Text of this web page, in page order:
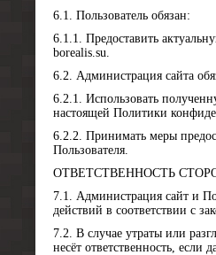
6.1. Пользователь обязан:
6.1.1. Предоставить
borealis.su.
6.2. Администрация сайта
6.2.1. Использовать
настоящей Политики
6.2.2. Принимать меры
Пользователя.
ОТВЕТСТВЕННОСТЬ
7.1. Администрация сайт и
действий в соответствии с
7.2. В случае утраты или
несёт ответственность, если